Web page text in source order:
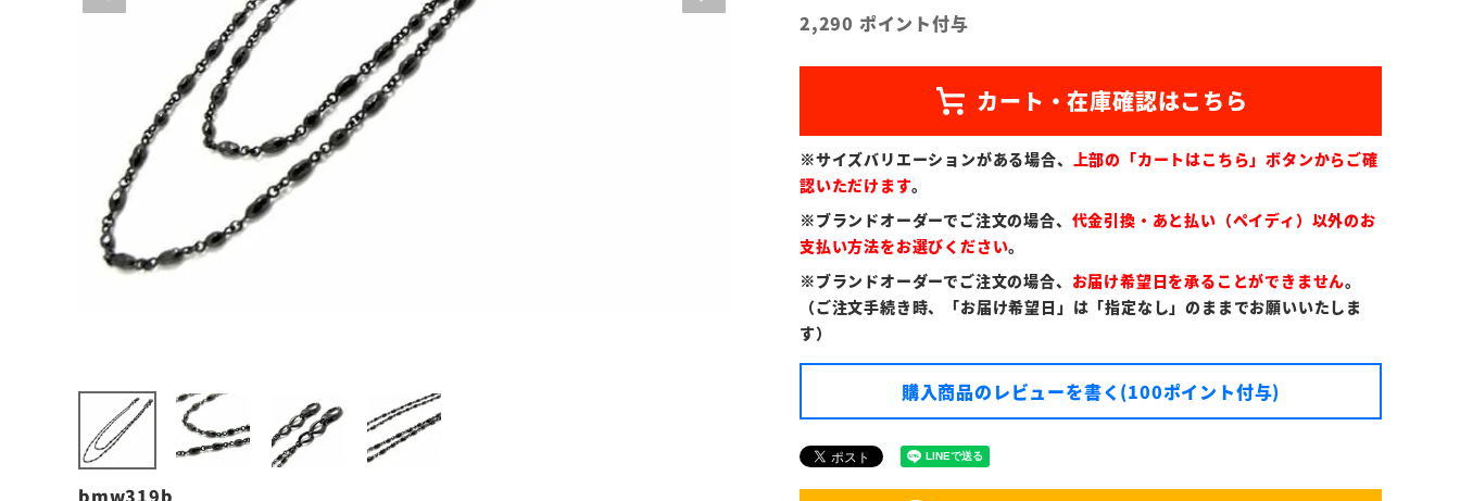
bmw319b
2,290 ポイント付与
※サイズバリエーションがある場合、
上部の「カートはこちら」ボタンからご確
認いただけます。
※ブランドオーダーでご注文の場合、 代金引換・あと払い（ペイディ）以外のお
支払い方法をお選びください。
※ブランドオーダーでご注文の場合、 お届け希望日を承ることができません。
（ご注文手続き時、「お届け希望日」は「指定なし」のままでお願いいたしま
す）
購入商品のレビューを書く(100ポイント付与)